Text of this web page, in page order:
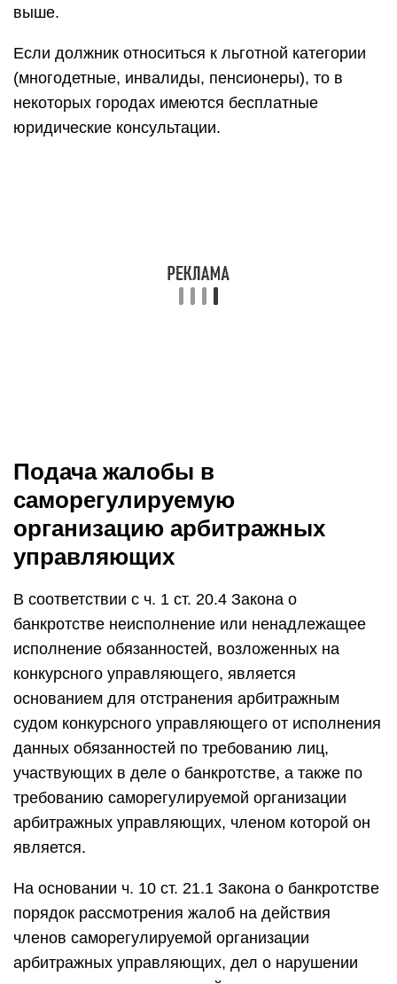
выше.
Если должник относиться к льготной категории
(многодетные, инвалиды, пенсионеры), то в
некоторых городах имеются бесплатные
юридические консультации.
Подача жалобы в
саморегулируемую
организацию арбитражных
управляющих
В соответствии с ч. 1 ст. 20.4 Закона о
банкротстве неисполнение или ненадлежащее
исполнение обязанностей, возложенных на
конкурсного управляющего, является
основанием для отстранения арбитражным
судом конкурсного управляющего от исполнения
данных обязанностей по требованию лиц,
участвующих в деле о банкротстве, а также по
требованию саморегулируемой организации
арбитражных управляющих, членом которой он
является.
На основании ч. 10 ст. 21.1 Закона о банкротстве
порядок рассмотрения жалоб на действия
членов саморегулируемой организации
арбитражных управляющих, дел о нарушении